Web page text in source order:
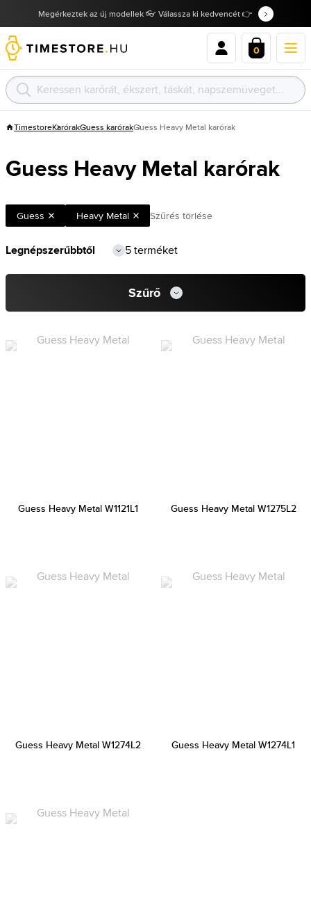
Megérkeztek az új modellek 👓 Válassza ki kedvencét 👉
0
TimestoreKarórakGuess karórakGuess Heavy Metal karórak
Guess Heavy Metal karórak
Guess Heavy Metal Szűrés törlése
5 terméket
Szűrő
Guess Heavy Metal W1121L1 Guess Heavy Metal W1275L2
Guess Heavy Metal W1274L2 Guess Heavy Metal W1274L1